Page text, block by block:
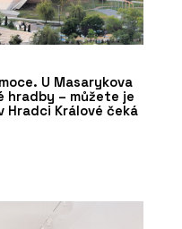
U Masarykova
hradby – můžete je
Králové čeká